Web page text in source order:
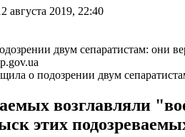
августа 2019, 22:40
о подозрении двум
возглавляли
этих